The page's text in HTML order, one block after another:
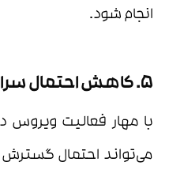
انجام شود.
5. کاهش احتمال سرایت
با مهار فعالیت ویروس
می‌تواند احتمال گسترش